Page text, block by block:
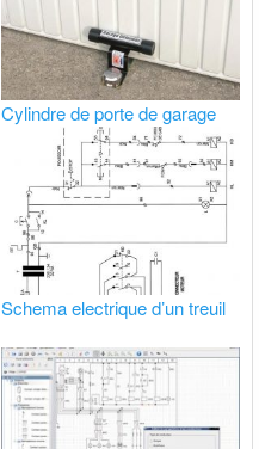
Cylindre de porte de garage
Schema electrique d’un treuil